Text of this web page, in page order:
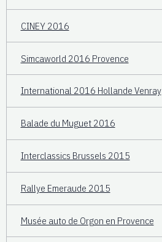
CINEY 2016
Simcaworld 2016 Provence
International 2016 Hollande Venray
Balade du Muguet 2016
Interclassics Brussels 2015
Rallye Emeraude 2015
Musée auto de Orgon en Provence